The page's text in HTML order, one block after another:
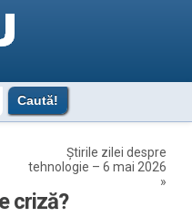
Știrile zilei despre
tehnologie – 6 mai 2026
»
criză?